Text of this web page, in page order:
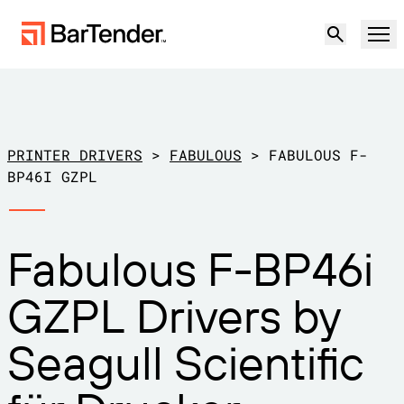
ETIKETTIERUNG, MARKIERUNG UND CODIERUNG
ETIKETTIERFUNKTIONEN
Gestalten
Lösungen
Produktion
Lager
Einzelhandel
Transport und Logistik
Druckertreiber herunterladen
Support-Pläne
Partner
Support
Support-Center
Kostenlos
Vertrieb
PRINTER DRIVERS > FABULOUS > FABULOUS F-
BP46I GZPL
Fabulous F-BP46i
GZPL Drivers by
Seagull Scientific